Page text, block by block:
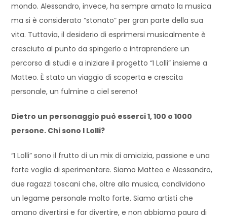
mondo. Alessandro, invece, ha sempre amato la musica
ma si è considerato “stonato” per gran parte della sua
vita. Tuttavia, il desiderio di esprimersi musicalmente è
cresciuto al punto da spingerlo a intraprendere un
percorso di studi e a iniziare il progetto “I Lolli” insieme a
Matteo. È stato un viaggio di scoperta e crescita
personale, un fulmine a ciel sereno!
Dietro un personaggio può esserci 1, 100 o 1000
persone. Chi sono I Lolli?
“I Lolli” sono il frutto di un mix di amicizia, passione e una
forte voglia di sperimentare. Siamo Matteo e Alessandro,
due ragazzi toscani che, oltre alla musica, condividono
un legame personale molto forte. Siamo artisti che
amano divertirsi e far divertire, e non abbiamo paura di